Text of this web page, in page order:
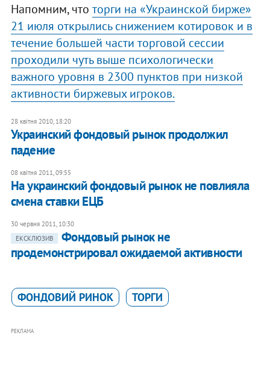
Напомним, что торги на «Украинской бирже»
21 июля открылись снижением котировок и в
течение большей части торговой сессии
проходили чуть выше психологически
важного уровня в 2300 пунктов при низкой
активности биржевых игроков.
28 квітня 2010, 18:20
Украинский фондовый рынок продолжил
падение
08 квітня 2011, 09:55
На украинский фондовый рынок не повлияла
смена ставки ЕЦБ
30 червня 2011, 10:30
ЕКСКЛЮЗИВ
​Фондовый рынок не
продемонстрировал ожидаемой активности
ФОНДОВИЙ РИНОК ТОРГИ
РЕКЛАМА